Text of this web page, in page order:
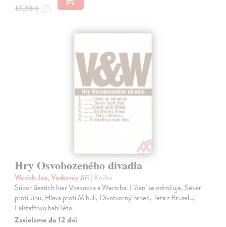
15,50 € ?
Hry Osvobozeného divadla
Werich Jan, Voskovec Jiří | Kniha
Súbor šiestich hier Voskovca a Wericha: Líčení se odročuje, Sever
proti Jihu, Hlava proti Mihuli, Divotvorný hrnec, Teta z Bruselu,
Falstaffovo babí léto.
Zasielame do 12 dní